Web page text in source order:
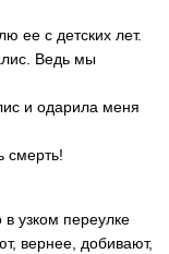
ее с детских лет.
Ведь мы
и одарила меня
смерть!
в узком переулке
вернее, добивают,